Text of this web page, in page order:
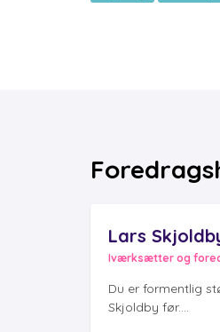
Lars
Iværksætter og
Du er formentlig
Skjoldby før....